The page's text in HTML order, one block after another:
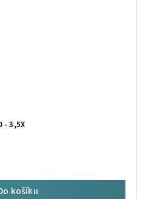
- 3,5X
košíku